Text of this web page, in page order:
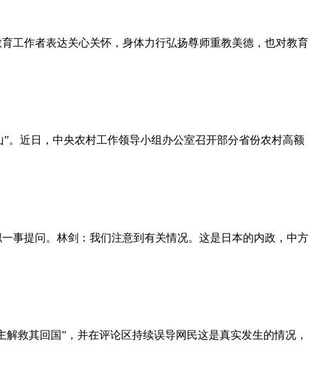
工作者表达关心关怀，身体力行弘扬尊师重教美德，也对教育
近日，中央农村工作领导小组办公室召开部分省份农村高额
事提问。林剑：我们注意到有关情况。这是日本的内政，中方
救其回国”，并在评论区持续误导网民这是真实发生的情况，